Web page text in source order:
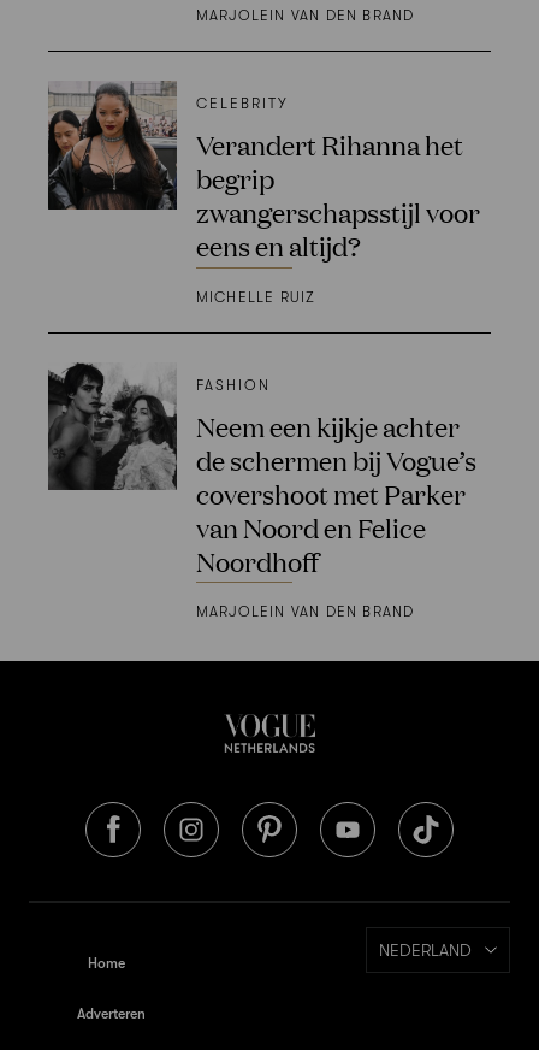
MARJOLEIN VAN DEN BRAND
CELEBRITY
Verandert Rihanna het
begrip
zwangerschapsstijl voor
eens en altijd?
MICHELLE RUIZ
FASHION
Neem een kijkje achter
de schermen bij Vogue’s
covershoot met Parker
van Noord en Felice
Noordhoff
MARJOLEIN VAN DEN BRAND
Home
Adverteren
NEDERLAND